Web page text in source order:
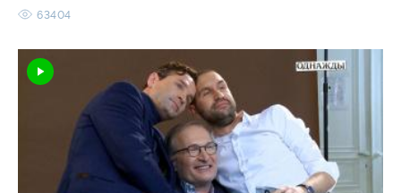
63404